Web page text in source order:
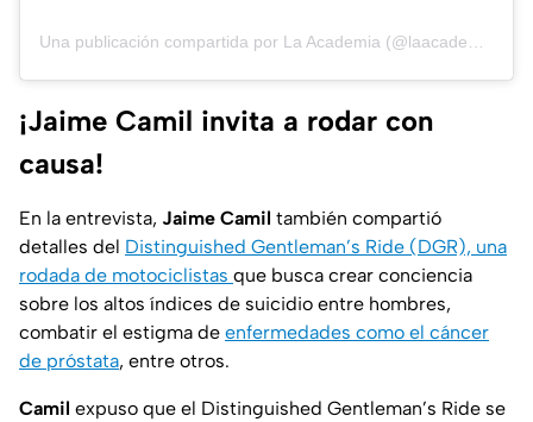
Una publicación compartida por La Academia (@laacademiatv)
¡Jaime Camil invita a rodar con
causa!
En la entrevista, Jaime Camil también compartió
detalles del Distinguished Gentleman’s Ride (DGR), una
rodada de motociclistas que busca crear conciencia
sobre los altos índices de suicidio entre hombres,
combatir el estigma de enfermedades como el cáncer
de próstata, entre otros.
Camil expuso que el Distinguished Gentleman’s Ride se